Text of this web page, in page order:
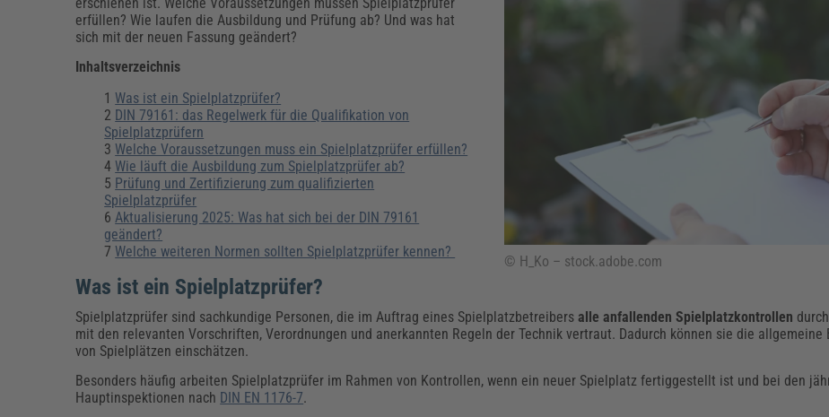
Energie & Umwelt
Führung & Management
Gesundheit & Pflege
Kommunales
Fachpublikationen & Arbeitshilfen
Bauhof
Grünflächen
Verkehrsrecht
Bau, Immobilien & Gebäudemanagement
Künstliche Intelligenz
Künstliche Intelligenz
Personalwesen
Personal, Ausbildung & Recht
Reisekosten und Finanzen
Weiterbildungen (AKADEMIE HERKERT)
Reisekosten & Finanzen
Fachpublikationen & Arbeitshilfen
Zollabwicklung & Exportabwicklung Zollverfahren & Zollvorschriften
Weiterbildungen (AKADEMIE HERKERT)
Zoll & Export
© H_Ko – stock.adobe.com
erfüllen? Wie laufen die Ausbildung und Prüfung ab? Und was hat
sich mit der neuen Fassung geändert?
Inhaltsverzeichnis
Was ist ein Spielplatzprüfer?
DIN 79161: das Regelwerk für die Qualifikation von
Spielplatzprüfern
Welche Voraussetzungen muss ein Spielplatzprüfer erfüllen?
Wie läuft die Ausbildung zum Spielplatzprüfer ab?
Prüfung und Zertifizierung zum qualifizierten
Spielplatzprüfer
Aktualisierung 2025: Was hat sich bei der DIN 79161
geändert?
Welche weiteren Normen sollten Spielplatzprüfer kennen?
Was ist ein Spielplatzprüfer?
Spielplatzprüfer sind sachkundige Personen, die im Auftrag eines Spielplatzbetreibersalle anfallenden Spielplatzkontrollen
mit den relevanten Vorschriften, Verordnungen und anerkannten Regeln der Technik vertraut. Dadurch können sie die
von Spielplätzen einschätzen.
Besonders häufig arbeiten Spielplatzprüfer im Rahmen von Kontrollen, wenn ein neuer Spielplatz fertiggestellt ist und bei den
Hauptinspektionen nach DIN EN 1176-7.